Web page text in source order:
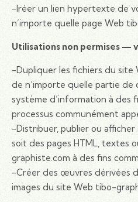
-Iréer un lien hypertexte de
n’importe quelle page Web
Utilisations non permises —
-Dupliquer les fichiers du
de n’importe quelle partie de
système d’information à des
processus communément
-Distribuer, publier ou
soit des pages HTML, textes
graphiste.com à des fins
-Créer des œuvres dérivées
images du site Web tibo-